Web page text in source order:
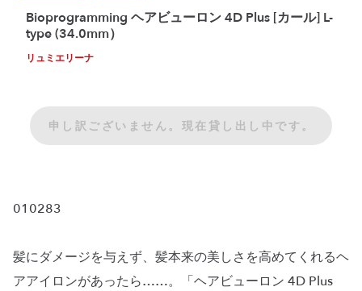
Bioprogramming ヘアビューロン 4D Plus [カール] L-
type (34.0mm）
リュミエリーナ
申し訳ございません。現在貸し出し中です。
010283
髪にダメージを与えず、髪本来の美しさを高めてくれるヘ
アアイロンがあったら……。「ヘアビューロン 4D Plus